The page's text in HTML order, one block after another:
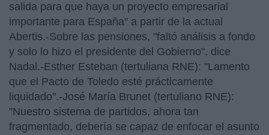
salida para que haya un proyecto empresarial
importante para España" a partir de la actual
Abertis.-Sobre las pensiones, "faltó análisis a fondo
y solo lo hizo el presidente del Gobierno", dice
Nadal.-Esther Esteban (tertuliana RNE): "Lamento
que el Pacto de Toledo esté prácticamente
liquidado".-José María Brunet (tertuliano RNE):
"Nuestro sistema de partidos, ahora tan
fragmentado, debería se capaz de enfocar el asunto